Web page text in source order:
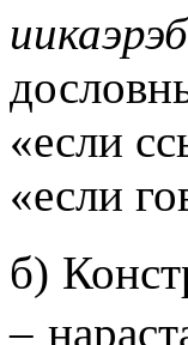
«если
«если
б)
–